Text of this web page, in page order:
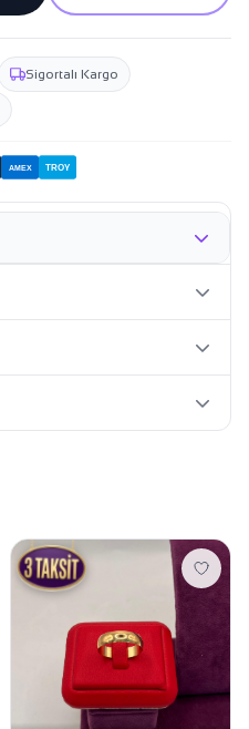
Sigortalı Kargo
AMEX TROY